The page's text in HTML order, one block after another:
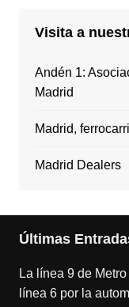
Visita a
Andén 1:
Madrid
Madrid,
Madrid Dealers
Últimas
La línea 9 de
línea 6 por la